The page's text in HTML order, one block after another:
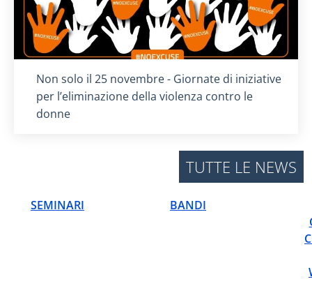
Titolo card :
Non solo il 25 novembre - Giornate di iniziative
per l’eliminazione della violenza contro le
donne
TUTTE LE NEWS
SEMINARI
BANDI